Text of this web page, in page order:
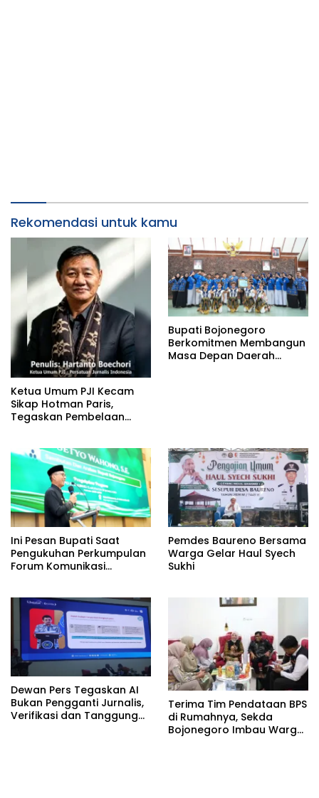
Rekomendasi untuk kamu
Ketua Umum PJI Kecam
Sikap Hotman Paris,
Tegaskan Pembelaan
Bupati Bojonegoro
Berkomitmen Membangun
Masa Depan Daerah
Ini Pesan Bupati Saat
Pengukuhan Perkumpulan
Forum Komunikasi
(PFK KBIHU) Kabupaten
Bojonegoro
Pemdes Baureno Bersama
Warga Gelar Haul Syech
Sukhi
Dewan Pers Tegaskan AI
Bukan Pengganti Jurnalis,
Verifikasi dan Tanggung
Terima Tim Pendataan BPS
di Rumahnya, Sekda
Bojonegoro Imbau Warga